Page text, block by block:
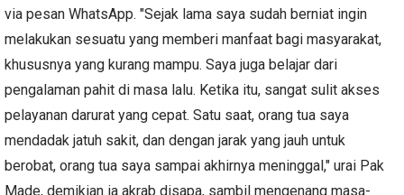
via pesan WhatsApp. "Sejak lama saya sudah berniat ingin
melakukan sesuatu yang memberi manfaat bagi masyarakat,
khususnya yang kurang mampu. Saya juga belajar dari
pengalaman pahit di masa lalu. Ketika itu, sangat sulit akses
pelayanan darurat yang cepat. Satu saat, orang tua saya
mendadak jatuh sakit, dan dengan jarak yang jauh untuk
berobat, orang tua saya sampai akhirnya meninggal," urai Pak
Made, demikian ia akrab disapa, sambil mengenang masa-